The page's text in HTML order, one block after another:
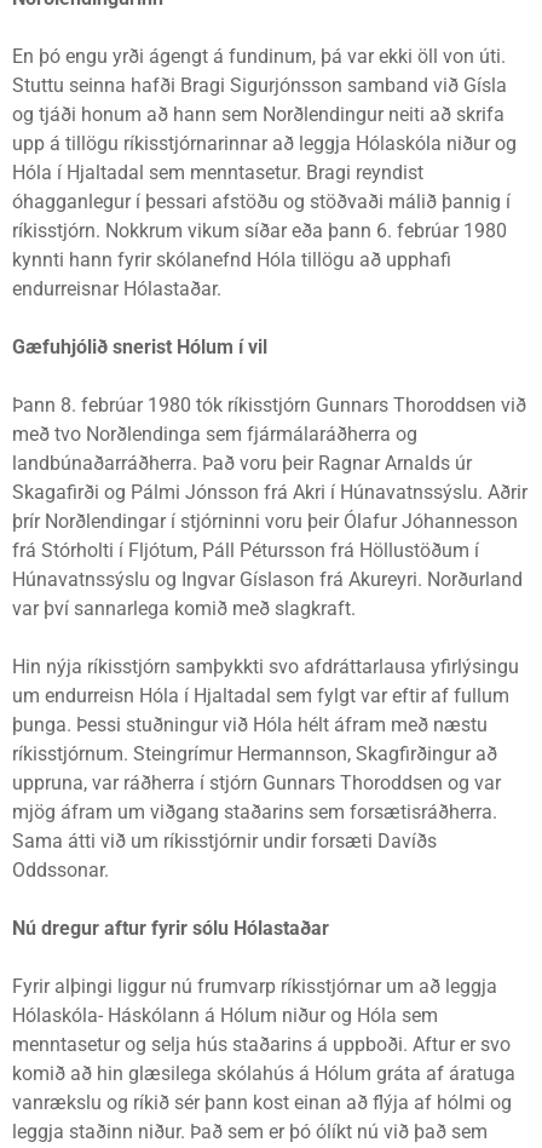
En þó engu yrði ágengt á fundinum, þá var ekki öll von úti.
Stuttu seinna hafði Bragi Sigurjónsson samband við Gísla
og tjáði honum að hann sem Norðlendingur neiti að skrifa
upp á tillögu ríkisstjórnarinnar að leggja Hólaskóla niður og
Hóla í Hjaltadal sem menntasetur. Bragi reyndist
óhagganlegur í þessari afstöðu og stöðvaði málið þannig í
ríkisstjórn. Nokkrum vikum síðar eða þann 6. febrúar 1980
kynnti hann fyrir skólanefnd Hóla tillögu að upphafi
endurreisnar Hólastaðar.
Gæfuhjólið snerist Hólum í vil
Þann 8. febrúar 1980 tók ríkisstjórn Gunnars Thoroddsen við
með tvo Norðlendinga sem fjármálaráðherra og
landbúnaðarráðherra. Það voru þeir Ragnar Arnalds úr
Skagafirði og Pálmi Jónsson frá Akri í Húnavatnssýslu. Aðrir
þrír Norðlendingar í stjórninni voru þeir Ólafur Jóhannesson
frá Stórholti í Fljótum, Páll Pétursson frá Höllustöðum í
Húnavatnssýslu og Ingvar Gíslason frá Akureyri. Norðurland
var því sannarlega komið með slagkraft.
Hin nýja ríkisstjórn samþykkti svo afdráttarlausa yfirlýsingu
um endurreisn Hóla í Hjaltadal sem fylgt var eftir af fullum
þunga. Þessi stuðningur við Hóla hélt áfram með næstu
ríkisstjórnum. Steingrímur Hermannson, Skagfirðingur að
uppruna, var ráðherra í stjórn Gunnars Thoroddsen og var
mjög áfram um viðgang staðarins sem forsætisráðherra.
Sama átti við um ríkisstjórnir undir forsæti Davíðs
Oddssonar.
Nú dregur aftur fyrir sólu Hólastaðar
Fyrir alþingi liggur nú frumvarp ríkisstjórnar um að leggja
Hólaskóla- Háskólann á Hólum niður og Hóla sem
menntasetur og selja hús staðarins á uppboði. Aftur er svo
komið að hin glæsilega skólahús á Hólum gráta af áratuga
vanrækslu og ríkið sér þann kost einan að flýja af hólmi og
leggja staðinn niður. Það sem er þó ólíkt nú við það sem